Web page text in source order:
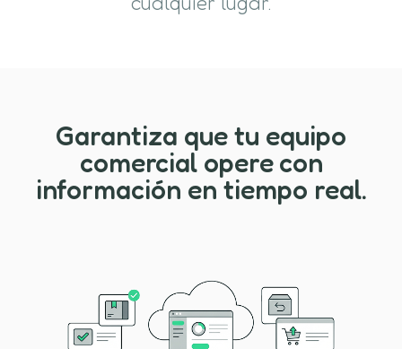
Garantiza que tu equipo
comercial opere con
información en tiempo real.